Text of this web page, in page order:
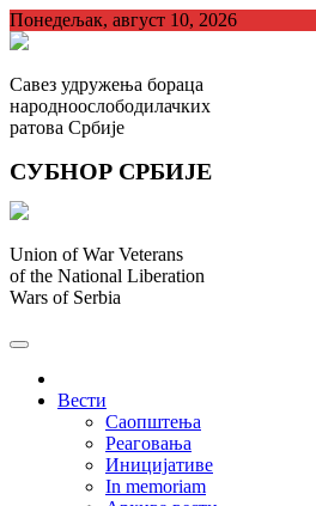
Skip
to
Понедељак, август 10, 2026
Савез удружења бораца
народноослободилачких
ратова Србије
СУБНОР СРБИЈЕ
Union of War Veterans
of the National Liberation
Wars of Serbia
Вести
Саопштења
Реаговања
Иницијативе
In memoriam